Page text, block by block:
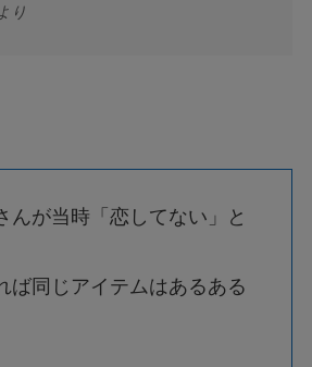
り
んが当時「恋してない」と
ば同じアイテムはあるある